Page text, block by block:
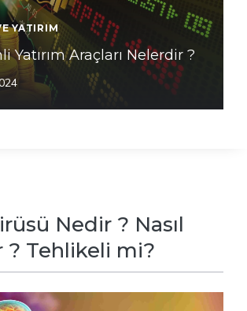
YATIRIM
Yatırım Araçları Nelerdir ?
Nedir ? Nasıl
? Tehlikeli mi?